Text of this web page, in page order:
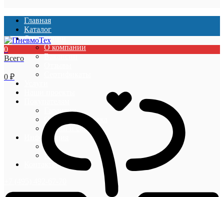
Главная
Каталог
О компании
О компании
Вакансии
Гарантии
Оплата и доставка
Акции и скидки
Информация
Блог
Новости
Контакты
0
Всего
0 ₽